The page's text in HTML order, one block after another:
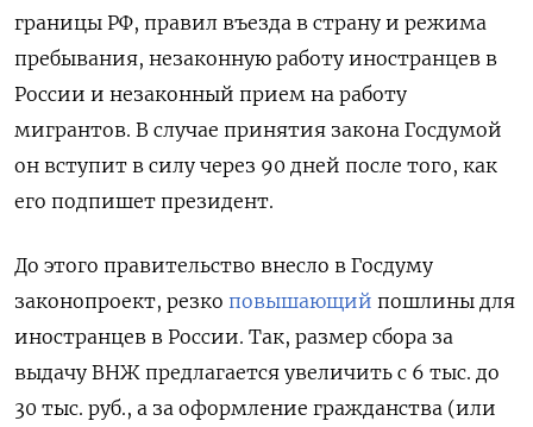
границы РФ, правил въезда в страну и режима
пребывания, незаконную работу иностранцев в
России и незаконный прием на работу
мигрантов. В случае принятия закона Госдумой
он вступит в силу через 90 дней после того, как
его подпишет президент.
До этого правительство внесло в Госдуму
законопроект, резко повышающий пошлины для
иностранцев в России. Так, размер сбора за
выдачу ВНЖ предлагается увеличить с 6 тыс. до
30 тыс. руб., а за оформление гражданства (или